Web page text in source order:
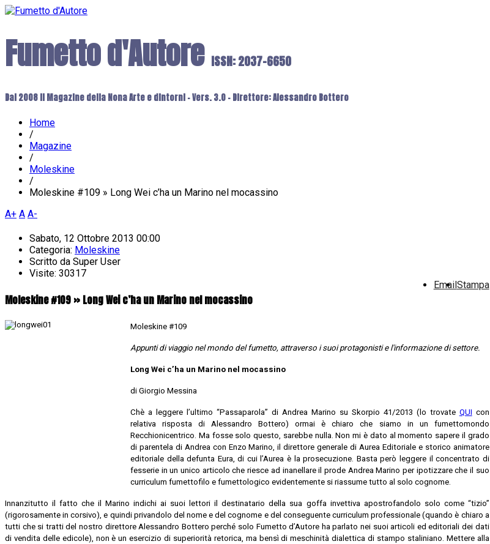
Fumetto d'Autore ISSN: 2037-6650
Dal 2008 il Magazine della Nona Arte e dintorni - Vers. 3.0 - Direttore: Alessandro Bottero
Home
/
Magazine
/
Moleskine
/
Moleskine #109 » Long Wei c’ha un Marino nel mocassino
A+ A A-
Sabato, 12 Ottobre 2013 00:00
Categoria: Moleskine
Scritto da Super User
Visite: 30317
Stampa
Email
Moleskine #109 » Long Wei c’ha un Marino nel mocassino
Moleskine #109
Appunti di viaggio nel mondo del fumetto, attraverso i suoi protagonisti e l'informazione di settore.
Long Wei c’ha un Marino nel mocassino
di Giorgio Messina
Chè a leggere l’ultimo “Passaparola” di Andrea Marino su Skorpio 41/2013 (lo trovate QUI con
relativa risposta di Alessandro Bottero) ormai è chiaro che siamo in un fumettomondo
Recchionicentrico. Ma fosse solo questo, sarebbe nulla. Non mi è dato al momento sapere il grado
di parentela di Andrea con Enzo Marino, il direttore generale di Aurea Editoriale e storico animatore
editoriale della defunta Eura, di cui l’Aurea è la prosecuzione. Basta però leggere il concentrato di
fesserie in un unico articolo che riesce ad inanellare il prode Andrea Marino per ipotizzare che il suo
curriculum fumettofilo e fumettologico evidentemente si riassume tutto al solo cognome.
Innanzitutto il fatto che il Marino indichi ai suoi lettori il destinatario della sua goffa invettiva apostrofandolo solo come “tizio”
(rigorosamente in corsivo), e quindi privandolo del nome e del cognome e del conseguente curriculum professionale (quando è chiaro a
tutti che si tratti del nostro direttore Alessandro Bottero perché solo Fumetto d’Autore ha parlato nei suoi articoli ed editoriali dei dati
di vendita delle edicole), non è un esercizio di superiorità retorica, ma bensì di meschinità dialettica di stampo staliniano. Mettere alla